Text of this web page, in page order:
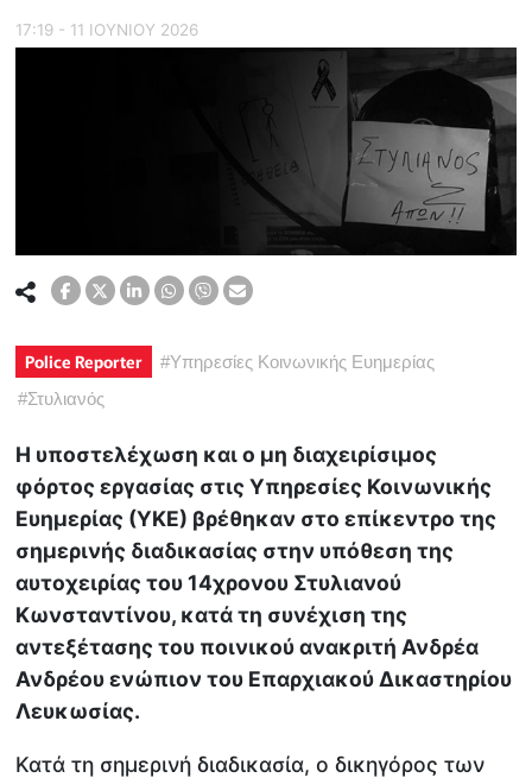
17:19 - 11 ΙΟΥΝΙΟΥ 2026
Police Reporter #Υπηρεσίες Κοινωνικής Ευημερίας
#Στυλιανός
Η υποστελέχωση και ο μη διαχειρίσιμος
φόρτος εργασίας στις Υπηρεσίες Κοινωνικής
Ευημερίας (ΥΚΕ) βρέθηκαν στο επίκεντρο της
σημερινής διαδικασίας στην υπόθεση της
αυτοχειρίας του 14χρονου Στυλιανού
Κωνσταντίνου, κατά τη συνέχιση της
αντεξέτασης του ποινικού ανακριτή Ανδρέα
Ανδρέου ενώπιον του Επαρχιακού Δικαστηρίου
Λευκωσίας.
Κατά τη σημερινή διαδικασία, ο δικηγόρος των